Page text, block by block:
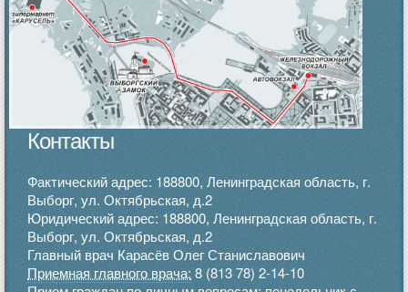
Контакты
Фактический адрес: 188800, Ленинградская область, г.
Выборг, ул. Октябрьская, д.2
Юридический адрес: 188800, Ленинградская область, г.
Выборг, ул. Октябрьская, д.2
Главный врач Карасёв Олег Станиславович
Приемная главного врача: 8 (813 78) 2-14-10